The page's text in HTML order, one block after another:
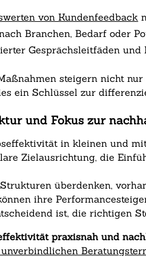
von Kundenfeedback
Branchen, Bedarf oder
Gesprächsleitfäden und
steigern nicht
ein Schlüssel zur
und Fokus zur
in kleinen und
Zielausrichtung, die
überdenken,
ihre
ist, die richtigen
praxisnah und